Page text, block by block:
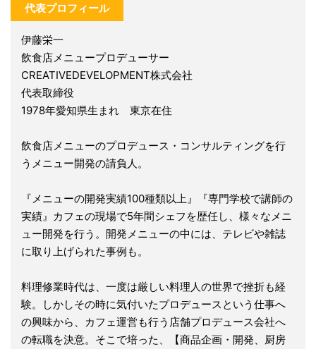
代表プロフィール
伊藤栄一
飲食店メニュープロデューサー
CREATIVEDEVELOPMENT株式会社
代表取締役
1978年愛知県生まれ 東京在住
飲食店メニューのプロデュース・コンサルティングを行
うメニュー開発の請負人。
『メニューの開発実績100種類以上』『専門学校で講師の
実績』カフェの現場で5年間シェフを歴任し、様々なメニ
ュー開発を行う。開発メニューの中には、テレビや雑誌
に取り上げられた事例も。
料理修業時代は、一度は厳しい料理人の世界で挫折も経
験。しかしその時に気付いたプロデュースという仕事へ
の興味から、カフェ運営も行う店舗プロデュース会社へ
の転職を決意。そこで培った、【商品企画・開発、厨房